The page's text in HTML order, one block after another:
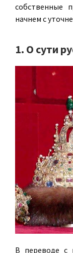
собственные
начнем с
1. О сути
В переводе с